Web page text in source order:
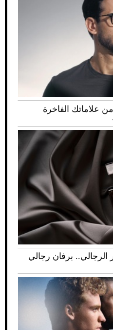
5 نظارات من علاماتك الفاخرة
الرجالي.. برفان رجالي